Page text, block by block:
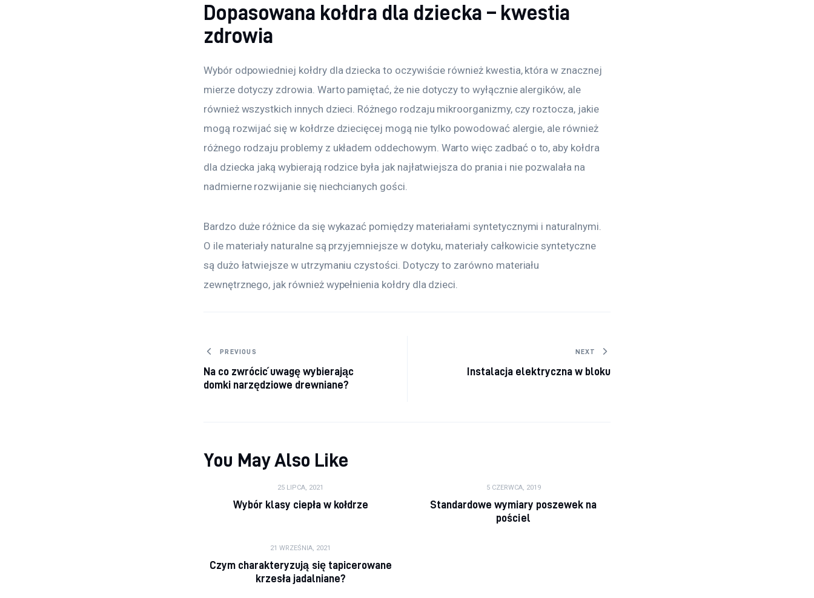
Dopasowana kołdra dla dziecka – kwestia
zdrowia
Wybór odpowiedniej kołdry dla dziecka to oczywiście również kwestia, która w znacznej
mierze dotyczy zdrowia. Warto pamiętać, że nie dotyczy to wyłącznie alergików, ale
również wszystkich innych dzieci. Różnego rodzaju mikroorganizmy, czy roztocza, jakie
mogą rozwijać się w kołdrze dziecięcej mogą nie tylko powodować alergie, ale również
różnego rodzaju problemy z układem oddechowym. Warto więc zadbać o to, aby kołdra
dla dziecka jaką wybierają rodzice była jak najłatwiejsza do prania i nie pozwalała na
nadmierne rozwijanie się niechcianych gości.
Bardzo duże różnice da się wykazać pomiędzy materiałami syntetycznymi i naturalnymi.
O ile materiały naturalne są przyjemniejsze w dotyku, materiały całkowicie syntetyczne
są dużo łatwiejsze w utrzymaniu czystości. Dotyczy to zarówno materiału
zewnętrznego, jak również wypełnienia kołdry dla dzieci.
Nawigacja wpisu
PREVIOUS
Na co zwrócić uwagę wybierając
domki narzędziowe drewniane?
NEXT
Instalacja elektryczna w bloku
You May Also Like
25 LIPCA, 2021
Wybór klasy ciepła w kołdrze
5 CZERWCA, 2019
Standardowe wymiary poszewek na
pościel
21 WRZEŚNIA, 2021
Czym charakteryzują się tapicerowane
krzesła jadalniane?